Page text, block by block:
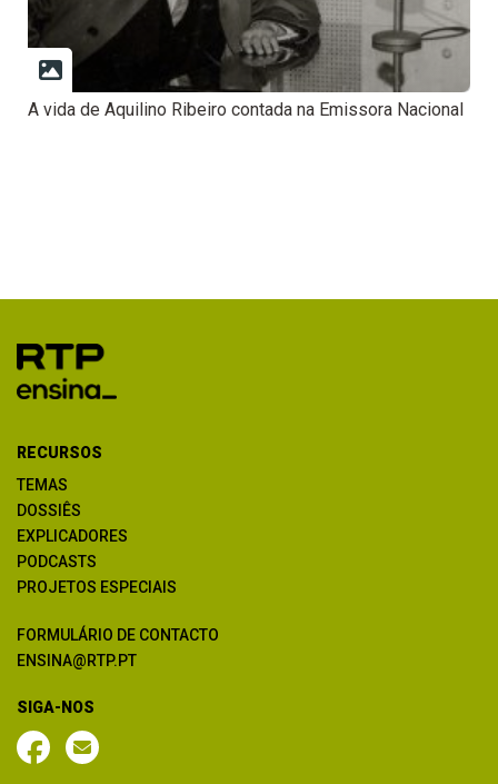
A vida de Aquilino Ribeiro contada na Emissora Nacional
RECURSOS
TEMAS
DOSSIÊS
EXPLICADORES
PODCASTS
PROJETOS ESPECIAIS
FORMULÁRIO DE CONTACTO
ENSINA@RTP.PT
SIGA-NOS